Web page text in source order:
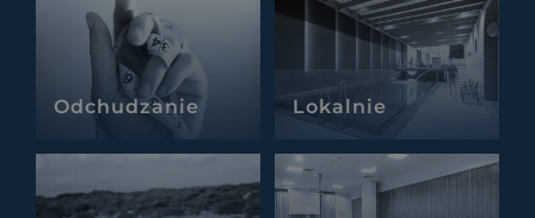
Odchudzanie Lokalnie